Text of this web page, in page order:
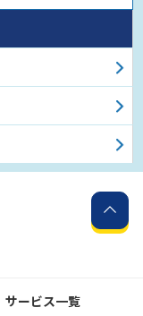
サービス一覧